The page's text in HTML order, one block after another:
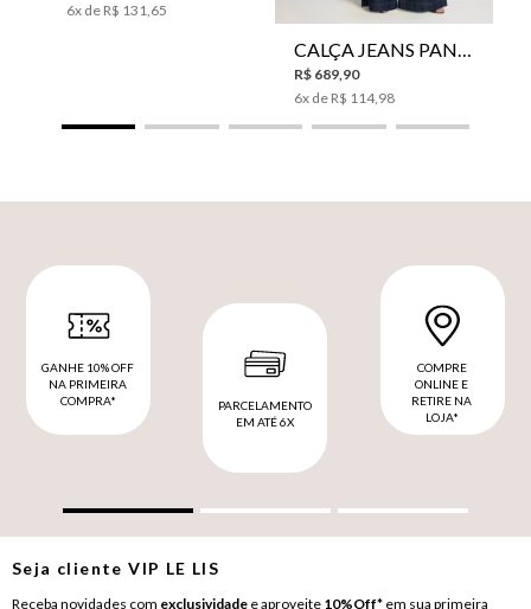
6x de R$ 131,65
R$ 689 90
6x de R$ 114, 98
GANHE 10% OFF
NA PRIMEIRA
COMPRA*
PARCELAMENTO
EM ATÉ 6X
COMPRE
ONLINE E
RETIRE NA
LOJA*
Seja clienteVIP LE LIS
Receba novidades com exclusividade e aproveite 10%Off* em sua primeira